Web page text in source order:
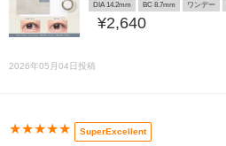
DIA 14.2mm BC 8.7mm ワンデー
¥2,640
2026年05月04日投稿
★★★★★ SuperExcellent